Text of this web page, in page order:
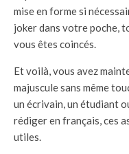
mise en forme si
joker dans votre poche,
vous êtes coincés.
Et voilà, vous avez
majuscule sans même
un écrivain, un étudiant
rédiger en français, ces
utiles.